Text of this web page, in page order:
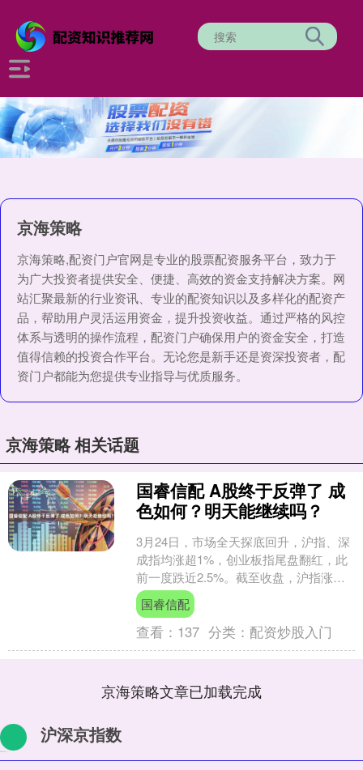
京海策略
京海策略,配资门户官网是专业的股票配资服务平台，致力于
为广大投资者提供安全、便捷、高效的资金支持解决方案。网
站汇聚最新的行业资讯、专业的配资知识以及多样化的配资产
品，帮助用户灵活运用资金，提升投资收益。通过严格的风控
体系与透明的操作流程，配资门户确保用户的资金安全，打造
值得信赖的投资合作平台。无论您是新手还是资深投资者，配
资门户都能为您提供专业指导与优质服务。
京海策略 相关话题
国睿信配 A股终于反弹了 成
色如何？明天能继续吗？
3月24日，市场全天探底回升，沪指、深
成指均涨超1%，创业板指尾盘翻红，此
前一度跌近2.5%。截至收盘，沪指涨
1.78%，深成指涨1.43%，创业板指涨
0.5%....
国睿信配
查看： 137 分类： 配资炒股入门
京海策略文章已加载完成
沪深京指数